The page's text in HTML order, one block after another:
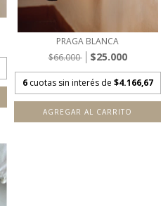
PRAGA BLANCA
$66.000
$25.000
6 cuotas sin interés de $4.166,67
AGREGAR AL CARRITO